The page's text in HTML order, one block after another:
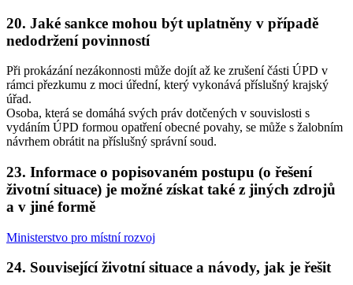
20. Jaké sankce mohou být uplatněny v případě
nedodržení povinností
Při prokázání nezákonnosti může dojít až ke zrušení části ÚPD v
rámci přezkumu z moci úřední, který vykonává příslušný krajský
úřad.
Osoba, která se domáhá svých práv dotčených v souvislosti s
vydáním ÚPD formou opatření obecné povahy, se může s žalobním
návrhem obrátit na příslušný správní soud.
23. Informace o popisovaném postupu (o řešení
životní situace) je možné získat také z jiných zdrojů
a v jiné formě
Ministerstvo pro místní rozvoj
24. Související životní situace a návody, jak je řešit